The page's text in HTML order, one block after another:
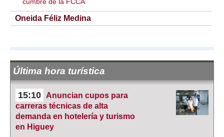
cumbre de la FCCA
Oneida Féliz Medina
Última hora turística
15:10 Anuncian cupos para
carreras técnicas de alta
demanda en hotelería y turismo
en Higuey